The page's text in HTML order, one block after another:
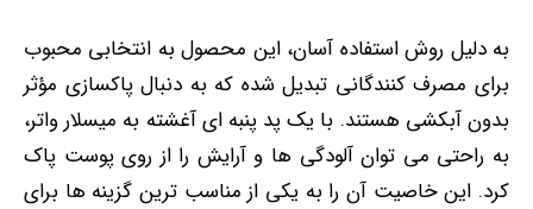
به دلیل روش استفاده‌ آسان، این محصول به انتخابی محبوب
برای مصرف ‌کنندگانی تبدیل شده که به دنبال پاکسازی مؤثر
بدون آبکشی هستند. با یک پد پنبه ‌ای آغشته به میسلار واتر،
به ‌راحتی می ‌توان آلودگی‌ ها و آرایش را از روی پوست پاک
کرد. این خاصیت آن را به یکی از مناسب‌ ترین گزینه‌ ها برای